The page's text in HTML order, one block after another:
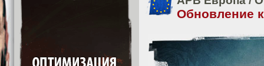
Обновление